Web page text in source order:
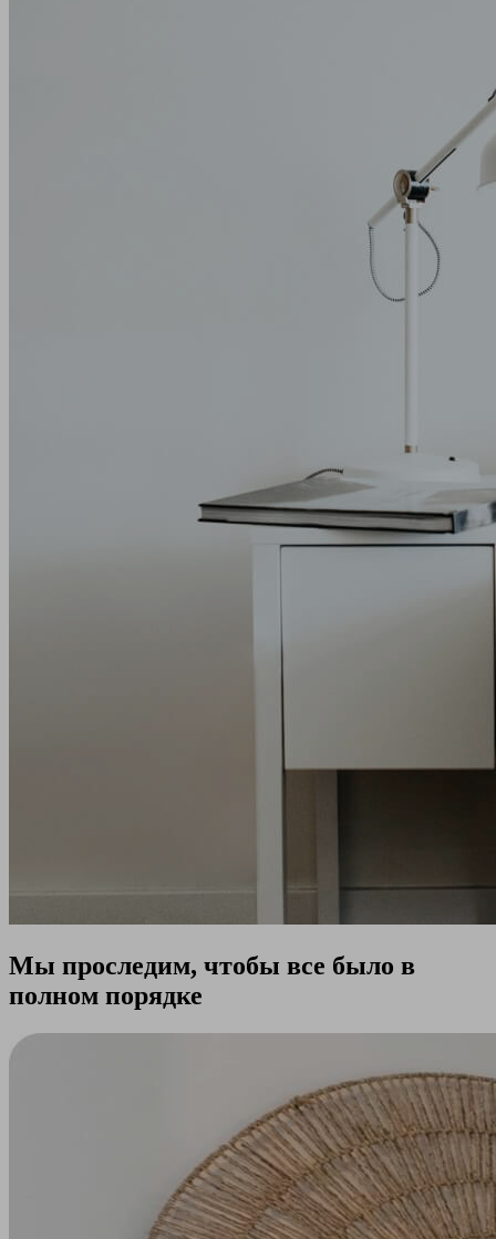
Мы проследим, чтобы все было в
полном порядке